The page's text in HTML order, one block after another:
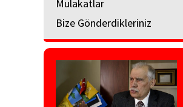
Mülakatlar
Bize Gönderdikleriniz